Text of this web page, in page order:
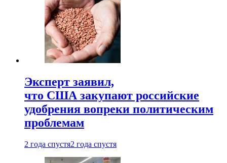
Эксперт заявил,
что США закупают российские
удобрения вопреки политическим
проблемам
2 года спустя2 года спустя